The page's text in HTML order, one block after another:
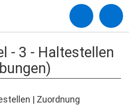
- 3 - Haltestellen
| Zuordnung